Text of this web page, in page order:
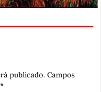
publicado. Campos
*